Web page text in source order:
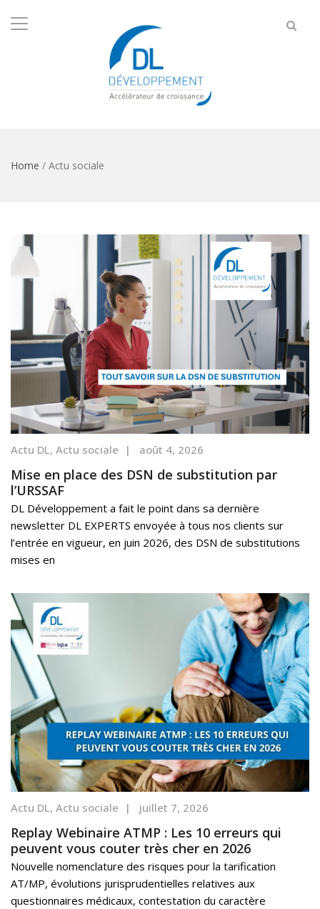
Home / Actu sociale
Actu DL, Actu sociale | août 4, 2026
Mise en place des DSN de substitution par
l’URSSAF
DL Développement a fait le point dans sa dernière
newsletter DL EXPERTS envoyée à tous nos clients sur
l’entrée en vigueur, en juin 2026, des DSN de substitutions
mises en
Actu DL, Actu sociale | juillet 7, 2026
Replay Webinaire ATMP : Les 10 erreurs qui
peuvent vous couter très cher en 2026
Nouvelle nomenclature des risques pour la tarification
AT/MP, évolutions jurisprudentielles relatives aux
questionnaires médicaux, contestation du caractère